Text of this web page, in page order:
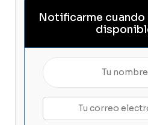
Notificarme